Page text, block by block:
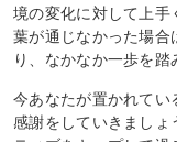
境の変化に対して上手
葉が通じなかった場合
り、なかなか一歩を踏
今あなたが置かれてい
感謝をしていきましょ